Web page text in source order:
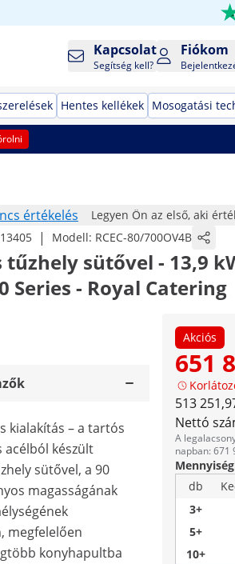
Kapcsolat
Segítség kell?
Fiókom
Hentes kellékek Mosogatási
értékelés
Legyen Ön az első, aki
| Modell: RCEC-80/700OV4B
sütővel - 13,9
Series - Royal Catering
Akciós
651
513
Nettó
A
napban: 671
db
3+
5+
10+
kialakítás – a tartós
acélból készült
sütővel, a 90
magasságának
megfelelően
konyhapultba